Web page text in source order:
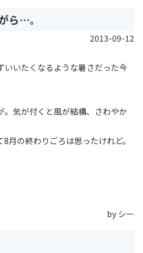
ら…。
2013-09-12
いいたくなるような暑さだった今
気が付くと風が結構、さわやか
月の終わりごろは思ったけれど。
by シー